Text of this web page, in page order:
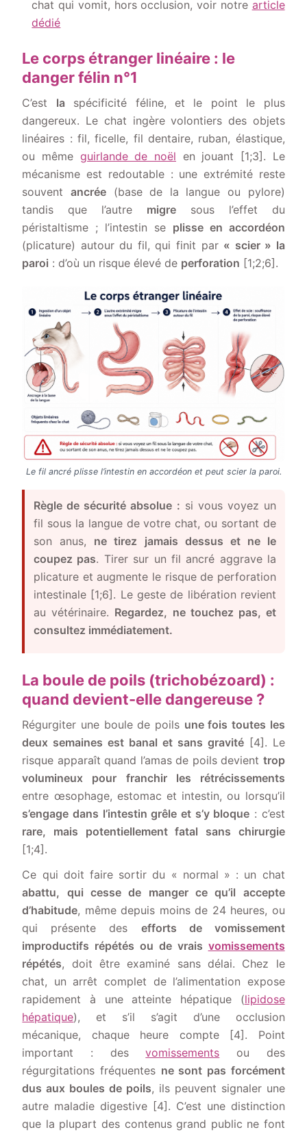
chat qui vomit, hors occlusion, voir notre article
dédié
Le corps étranger linéaire : le
danger félin n°1
C’est laspécificité féline, et le point le plus
dangereux. Le chat ingère volontiers des objets
linéaires : fil, ficelle, fil dentaire, ruban, élastique,
ou même guirlande de noël en jouant [1;3]. Le
mécanisme est redoutable : une extrémité reste
souventancrée (base de la langue ou pylore)
tandis que l’autre migre sous l’effet du
péristaltisme ; l’intestin se plisse en accordéon
(plicature) autour du fil, qui finit par « scier » la
paroi : d’où un risque élevé de perforation [1;2;6].
Le fil ancré plisse l’intestin en accordéon et peut scier la paroi.
Règle de sécurité absolue : si vous voyez un
fil sous la langue de votre chat, ou sortant de
son anus, ne tirez jamais dessus et ne le
coupez pas. Tirer sur un fil ancré aggrave la
plicature et augmente le risque de perforation
intestinale [1;6]. Le geste de libération revient
au vétérinaire. Regardez, ne touchez pas, et
consultez immédiatement.
La boule de poils (trichobézoard) :
quand devient-elle dangereuse ?
Régurgiter une boule de poils une fois toutes les
deux semaines est banal et sans gravité[4]. Le
risque apparaît quand l’amas de poils devient trop
volumineux pour franchir les rétrécissements
entre œsophage, estomac et intestin, ou lorsqu’il
s’engage dans l’intestin grêle et s’y bloque : c’est
rare, mais potentiellement fatal sans chirurgie
[1;4].
Ce qui doit faire sortir du « normal » : un chat
abattu, qui cesse de manger ce qu’il accepte
d’habitude, même depuis moins de 24 heures, ou
qui présente des efforts de vomissement
improductifs répétés ou de vrais vomissements
répétés, doit être examiné sans délai. Chez le
chat, un arrêt complet de l’alimentation expose
rapidement à une atteinte hépatique (lipidose
hépatique), et s’il s’agit d’une occlusion
mécanique, chaque heure compte [4]. Point
important : desvomissements ou des
régurgitations fréquentes ne sont pas forcément
dus aux boules de poils, ils peuvent signaler une
autre maladie digestive [4]. C’est une distinction
que la plupart des contenus grand public ne font